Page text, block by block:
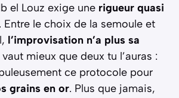
el Louz exige une rigueur quasi
. Entre le choix de la semoule et
l’improvisation n’a plus sa
mieux que deux tu l’auras :
ce protocole pour
grains en or. Plus que jamais,